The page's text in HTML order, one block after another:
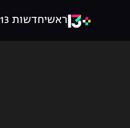
ראשיחדשות 13